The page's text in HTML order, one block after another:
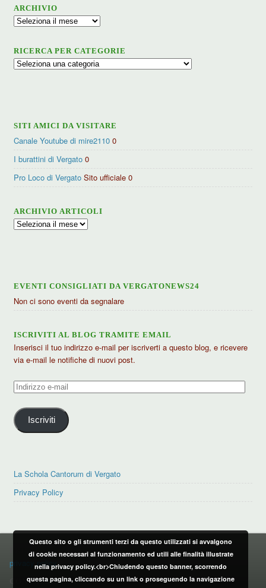
ARCHIVIO
Archivio
RICERCA PER CATEGORIE
Ricerca
SITI AMICI DA VISITARE
Canale Youtube di mire2110 0
I burattini di Vergato 0
Pro Loco di Vergato Sito ufficiale 0
ARCHIVIO ARTICOLI
Archivio
EVENTI CONSIGLIATI DA VERGATONEWS24
Non ci sono eventi da segnalare
ISCRIVITI AL BLOG TRAMITE EMAIL
Inserisci il tuo indirizzo e-mail per iscriverti a questo blog, e ricevere
via e-mail le notifiche di nuovi post.
Indirizzo
mail
Iscriviti
La Schola Cantorum di Vergato
Privacy Policy
PRIVACY POLICY
privacy policy
CONTATTI:
Questo sito o gli strumenti terzi da questo utilizzati si avvalgono
di cookie necessari al funzionamento ed utili alle finalità illustrate
nella privacy policy.<br>Chiudendo questo banner, scorrendo
questa pagina, cliccando su un link o proseguendo la navigazione